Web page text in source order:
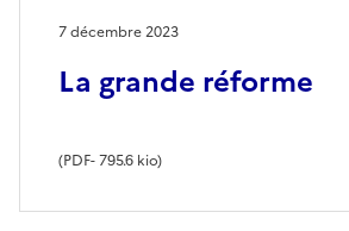
La grande réforme
7 décembre 2023
(PDF- 795.6 kio)